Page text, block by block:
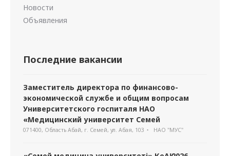
Новости
Объявления
Последние вакансии
Заместитель директора по финансово-
экономической службе и общим вопросам
Университетского госпиталя НАО
«Медицинский университет Семей
071400, Область Абай, г. Семей, ул. Абая, 103 НАО "МУС"